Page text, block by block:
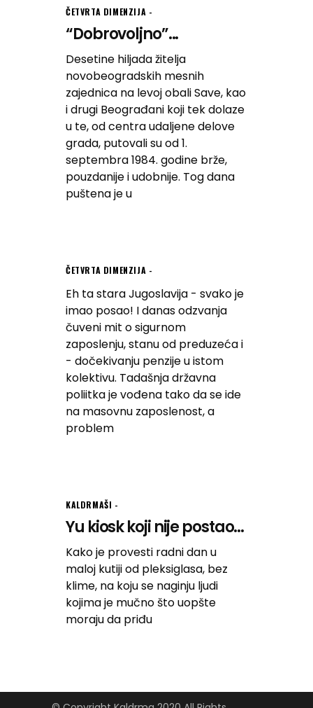
ČETVRTA DIMENZIJA
“Dobrovoljno”...
Desetine hiljada žitelja
novobeogradskih mesnih
zajednica na levoj obali Save, kao
i drugi Beograđani koji tek dolaze
u te, od centra udaljene delove
grada, putovali su od 1.
septembra 1984. godine brže,
pouzdanije i udobnije. Tog dana
puštena je u
ČETVRTA DIMENZIJA
Eh ta stara Jugoslavija - svako je
imao posao! I danas odzvanja
čuveni mit o sigurnom
zaposlenju, stanu od preduzeća i
- dočekivanju penzije u istom
kolektivu. Tadašnja državna
poliitka je vođena tako da se ide
na masovnu zaposlenost, a
problem
KALDRMAŠI
Yu kiosk koji nije postao...
Kako je provesti radni dan u
maloj kutiji od pleksiglasa, bez
klime, na koju se naginju ljudi
kojima je mučno što uopšte
moraju da priđu